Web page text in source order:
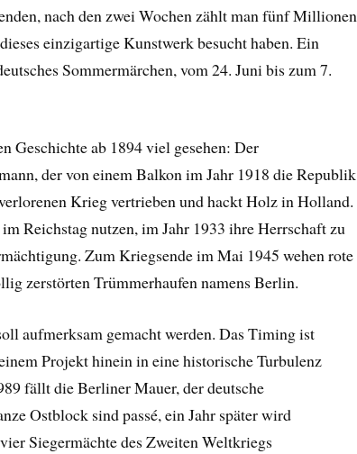
nach den zwei Wochen zählt man fünf Millionen
einzigartige Kunstwerk besucht haben. Ein
Sommermärchen, vom 24. Juni bis zum 7.
Geschichte ab 1894 viel gesehen: Der
der von einem Balkon im Jahr 1918 die Republik
Krieg vertrieben und hackt Holz in Holland.
Reichstag nutzen, im Jahr 1933 ihre Herrschaft zu
Zum Kriegsende im Mai 1945 wehen rote
zerstörten Trümmerhaufen namens Berlin.
aufmerksam gemacht werden. Das Timing ist
Projekt hinein in eine historische Turbulenz
fällt die Berliner Mauer, der deutsche
Ostblock sind passé, ein Jahr später wird
Siegermächte des Zweiten Weltkriegs